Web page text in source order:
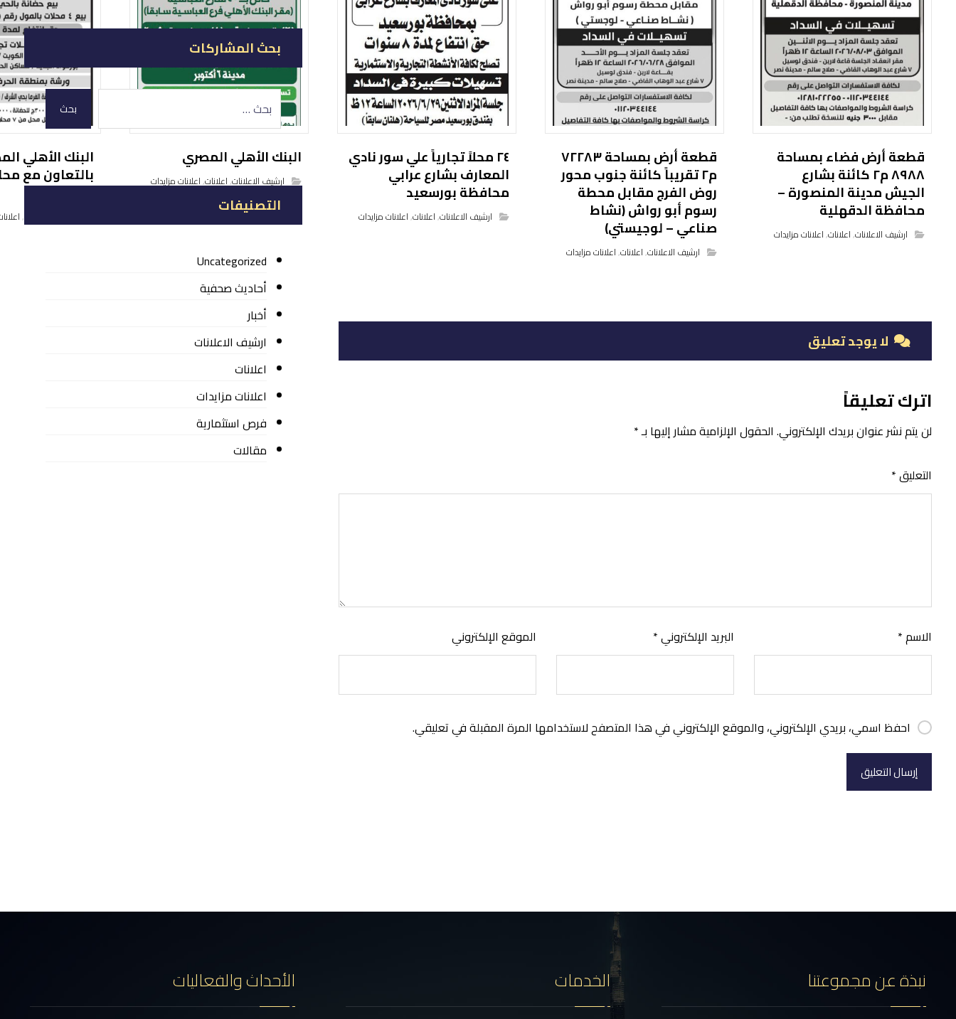
قطعة أرض فضاء بمساحة
٨٩٨٨ م٢ كائنة بشارع
الجيش مدينة المنصورة –
محافظة الدقهلية
ارشيف الاعلانات,اعلانات,اعلانات مزايدات
قطعة أرض بمساحة ٧٢٢٨٣
م٢ تقريباً كائنة جنوب محور
روض الفرج مقابل محطة
رسوم أبو رواش (نشاط
صناعي – لوجيستي)
ارشيف الاعلانات,اعلانات,اعلانات مزايدات
٢٤ محلاً تجارياً علي سور نادي
المعارف بشارع عرابي
محافظة بورسعيد
ارشيف الاعلانات,اعلانات,اعلانات مزايدات
البنك الأهلي المصري
ارشيف الاعلانات,اعلانات,اعلانات مزايدات
البنك الأهلي
بالتعاون مع
بورسعيد
,
لا يوجد تعليق
اترك تعليقاً
لن يتم نشر عنوان بريدك الإلكتروني. الحقول الإلزامية مشار إليها بـ*
التعليق*
الاسم* البريد الإلكتروني* الموقع الإلكتروني
احفظ اسمي، بريدي الإلكتروني، والموقع الإلكتروني في هذا المتصفح لاستخدامها المرة المقبلة في تعليقي.
إرسال التعليق
بحث المشاركات
بحث
التصنيفات
Uncategorized
أحاديث صحفية
أخبار
ارشيف الاعلانات
اعلانات
اعلانات مزايدات
فرص استثمارية
مقالات
نبذة عن مجموعتنا الخدمات الأحداث والفعاليات